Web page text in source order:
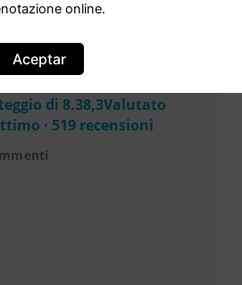
di 8.38,3Valutato
· 519 recensioni
online.
Aceptar